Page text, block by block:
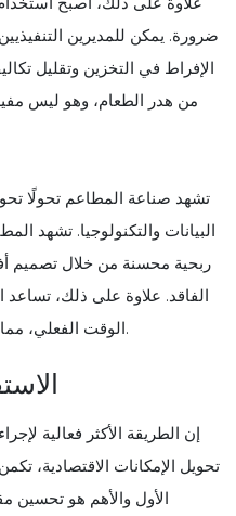
ضرورة. يمكن للمديرين
الإفراط في التخزين وتقليل
من هدر الطعام، وهو ليس
تشهد صناعة المطاعم تحولًا
البيانات والتكنولوجيا. تشهد
ربحية محسنة من خلال تصميم
الفاقد. علاوة على ذلك، تساعد
الوقت الفعلي، مما يعزز كفاءة التكلفة وإدارة المخزون.
إن الطريقة الأكثر فعالية
تحويل الإمكانات الاقتصادية،
الأول والأهم هو تحسين